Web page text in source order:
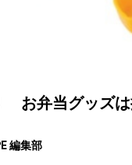
お弁当グッズは
編集部